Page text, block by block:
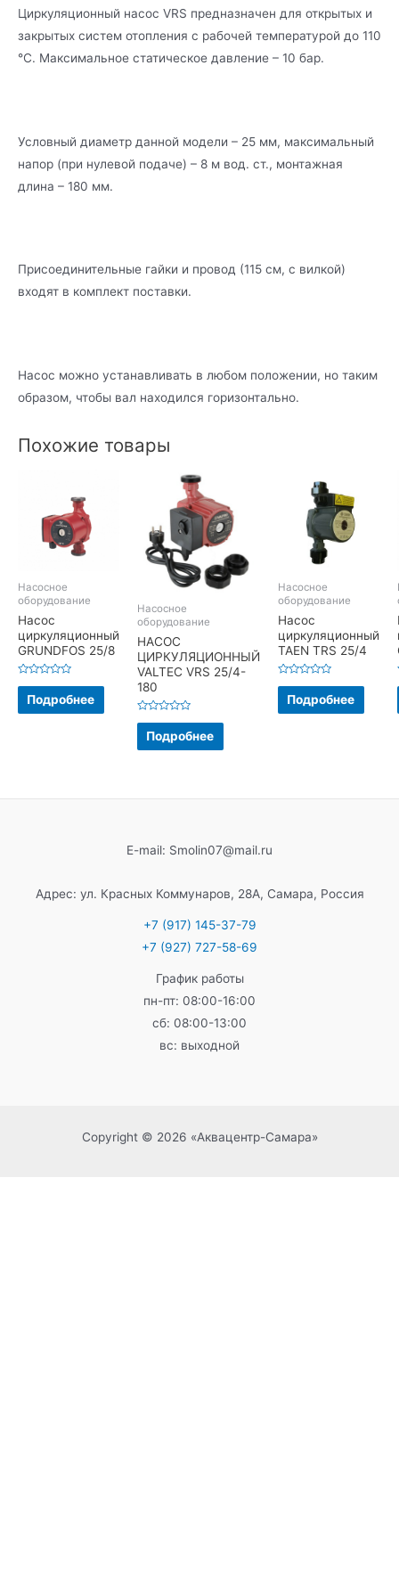
Циркуляционный насос VRS предназначен для открытых и
закрытых систем отопления с рабочей температурой до 110
°C. Максимальное статическое давление – 10 бар.
Условный диаметр данной модели – 25 мм, максимальный
напор (при нулевой подаче) – 8 м вод. ст., монтажная
длина – 180 мм.
Присоединительные гайки и провод (115 см, с вилкой)
входят в комплект поставки.
Насос можно устанавливать в любом положении, но таким
образом, чтобы вал находился горизонтально.
Похожие товары
Насосное
оборудование
Насос
циркуляционный
GRUNDFOS 25/8
Оценка
5
Подробнее
Насосное
оборудование
НАСОС
ЦИРКУЛЯЦИОННЫЙ
VALTEC VRS 25/4-
180
Оценка
5
Подробнее
Насосное
оборудование
Насос
циркуляционный
TAEN TRS 25/4
Оценка
5
Подробнее
E-mail: Smolin07@mail.ru
Адрес: ул. Красных Коммунаров, 28А, Самара, Россия
+7 (917) 145-37-79
+7 (927) 727-58-69
График работы
пн-пт: 08:00-16:00
сб: 08:00-13:00
вс: выходной
Copyright © 2026 «Аквацентр-Самара»